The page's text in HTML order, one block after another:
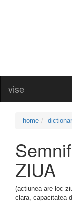
vise
home dictionar
ZIUA
(actiunea are loc
clara, capacitatea